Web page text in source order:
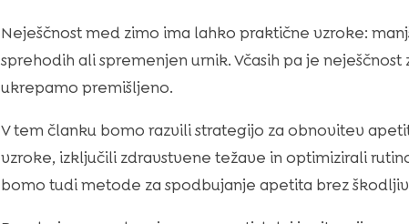
Neješčnost med zimo ima lahko praktične vzroke:
sprehodih ali spremenjen urnik. Včasih pa je
ukrepamo premišljeno.
V tem članku bomo razvili strategijo za obnovitev
vzroke, izključili zdravstvene težave in optimizirali
bomo tudi metode za spodbujanje apetita brez